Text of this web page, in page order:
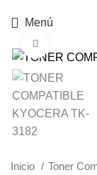
Menú
Inicio Toner